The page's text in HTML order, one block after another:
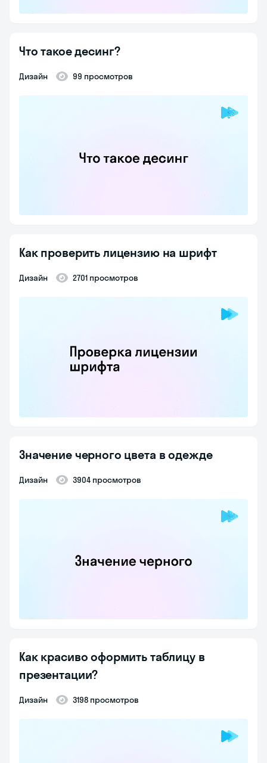
Что такое десинг?
Дизайн 99 просмотров
Как проверить лицензию на шрифт
Дизайн 2701 просмотров
Значение черного цвета в одежде
Дизайн 3904 просмотров
Как красиво оформить таблицу в
презентации?
Дизайн 3198 просмотров